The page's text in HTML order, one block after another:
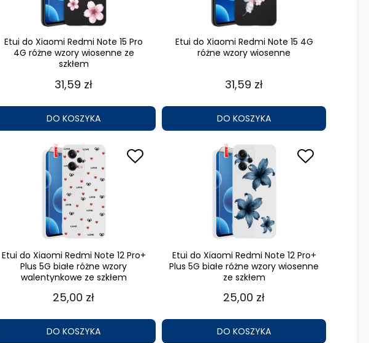
Etui do Xiaomi Redmi Note 15 Pro
4G różne wzory wiosenne ze
szkłem
31,59 zł
DO KOSZYKA
Etui do Xiaomi Redmi Note 15 4G
różne wzory wiosenne
31,59 zł
DO KOSZYKA
Etui do Xiaomi Redmi Note 12 Pro+
Plus 5G białe różne wzory
walentynkowe ze szkłem
25,00 zł
DO KOSZYKA
Etui do Xiaomi Redmi Note 12 Pro+
Plus 5G białe różne wzory wiosenne
ze szkłem
25,00 zł
DO KOSZYKA